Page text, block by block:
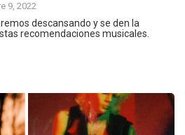
9, 2022
descansando y se den la
recomendaciones musicales.